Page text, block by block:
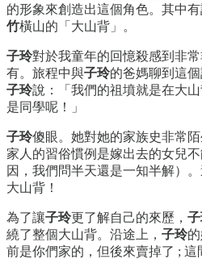
的形象來創造出這個角色。其中
竹橫山的「大山背」。
子玲對於我童年的回憶殺感到非
有。旅程中與子玲的爸媽聊到這個
子玲說：「我們的祖墳就是在大
是同學呢！」
子玲傻眼。她對她的家族史非常
家人的習俗慣例是嫁出去的女兒
因，我們問半天還是一知半解）
大山背！
為了讓子玲更了解自己的來歷，
繞了整個大山背。沿途上， 子玲
前是你們家的，但後來賣掉了 ;